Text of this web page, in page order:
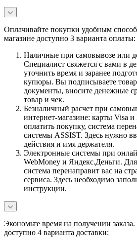
Оплачивайте покупки удобным
магазине доступно 3 варианта оплаты:
Наличные при самовывозе или
Специалист свяжется с вами в
уточнить время и заранее
купюры. Вы подписываете
документы, вносите денежные
товар и чек.
Безналичный расчет при
интернет-магазине: карты Visa
оплатить покупку, система
системы ASSIST. Здесь нужно
действия и имя держателя.
Электронные системы при
WebMoney и Яндекс.Деньги.
система перенаправит вас на
сервиса. Здесь необходимо
инструкции.
Экономьте время на получении
доступно 4 варианта доставки: